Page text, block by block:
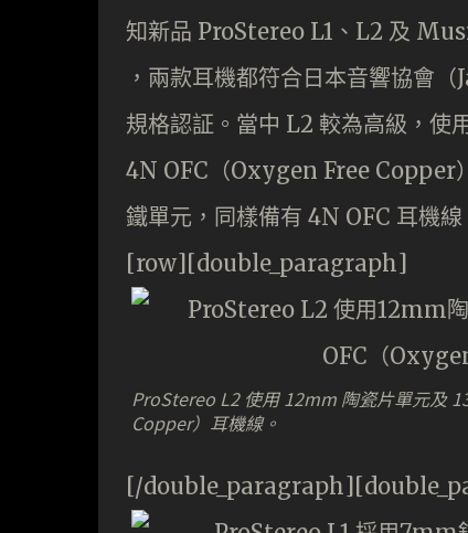
知新品 ProStereo L1、L2 及
，兩款耳機都符合日本音響協會
規格認証。當中 L2 較為高級，使
4N OFC（Oxygen Free Copper
鐵單元，同樣備有 4N OFC 耳機線
[row][double_paragraph]
ProStereo L2 使用 12mm 陶瓷片單元及
Copper）耳機線。
[/